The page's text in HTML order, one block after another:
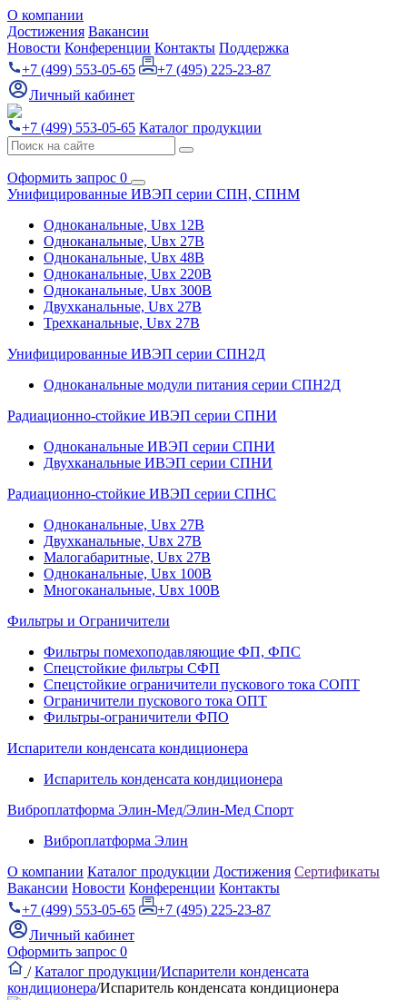
О компании
Достижения Вакансии
Новости Конференции Контакты Поддержка
+7 (499) 553-05-65
+7 (495) 225-23-87
Личный кабинет
+7 (499) 553-05-65 Каталог продукции
Оформить запрос 0
Унифицированные ИВЭП серии СПН, СПНМ
Одноканальные, Uвх 12В
Одноканальные, Uвх 27В
Одноканальные, Uвх 48В
Одноканальные, Uвх 220В
Одноканальные, Uвх 300В
Двухканальные, Uвх 27В
Трехканальные, Uвх 27В
Унифицированные ИВЭП серии СПН2Д
Одноканальные модули питания серии СПН2Д
Радиационно-стойкие ИВЭП серии СПНИ
Одноканальные ИВЭП серии СПНИ
Двухканальные ИВЭП серии СПНИ
Радиационно-стойкие ИВЭП серии СПНС
Одноканальные, Uвх 27В
Двухканальные, Uвх 27В
Малогабаритные, Uвх 27В
Одноканальные, Uвх 100В
Многоканальные, Uвх 100В
Фильтры и Ограничители
Фильтры помехоподавляющие ФП, ФПС
Спецстойкие фильтры СФП
Спецстойкие ограничители пускового тока СОПТ
Ограничители пускового тока ОПТ
Фильтры-ограничители ФПО
Испарители конденсата кондиционера
Испаритель конденсата кондиционера
Виброплатформа Элин-Мед/Элин-Мед Спорт
Виброплатформа Элин
О компании Каталог продукции Достижения Сертификаты
Вакансии Новости Конференции Контакты
+7 (499) 553-05-65
+7 (495) 225-23-87
Личный кабинет
Оформить запрос 0
/ Каталог продукции/Испарители конденсата
кондиционера/Испаритель конденсата кондиционера